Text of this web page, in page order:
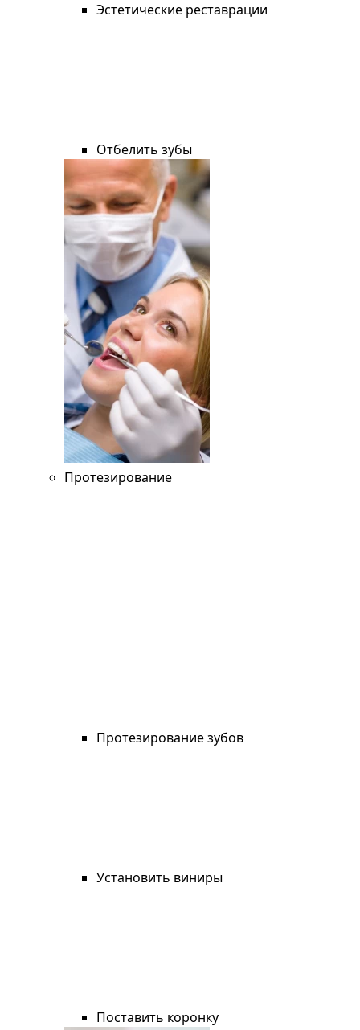
Эстетические реставрации
Отбелить зубы
Протезирование
Протезирование зубов
Установить виниры
Поставить коронку